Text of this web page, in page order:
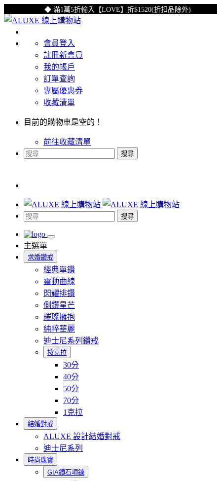
◆ 滿1萬5折輸入【LOVE】折$1520(折扣品除外)
會員登入
註冊新會員
我的帳戶
訂單查詢
專屬優惠券
收藏清單
目前的購物車是空的！
前往收藏清單
搜尋
搜尋
主選單
求婚鑽戒
經典單鑽
靈動曲線
閃耀排鑽
側鑽星芒
璀璨擁抱
純粹華麗
迪士尼系列鑽戒
按克拉
30分
40分
50分
70分
1克拉
結婚對戒
ALUXE 設計結婚對戒
迪士尼系列
時尚珠寶
GIA鑽石項鍊